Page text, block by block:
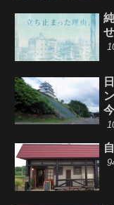
せ
今